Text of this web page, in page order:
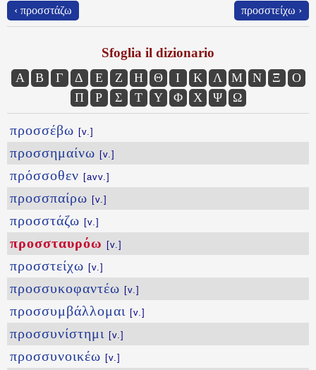
‹ προσστάζω προσστείχω ›
Sfoglia il dizionario
Α Β Γ Δ Ε Ζ Η Θ Ι Κ Λ Μ Ν Ξ
Ο
Π
Ρ Σ Τ Υ Φ Χ Ψ Ω
προσσέβω [v.]
προσσημαίνω [v.]
πρόσσοθεν [avv.]
προσσπαίρω [v.]
προσστάζω [v.]
προσσταυρόω [v.]
προσστείχω [v.]
προσσυκοφαντέω [v.]
προσσυμβάλλομαι [v.]
προσσυνίστημι [v.]
προσσυνοικέω [v.]